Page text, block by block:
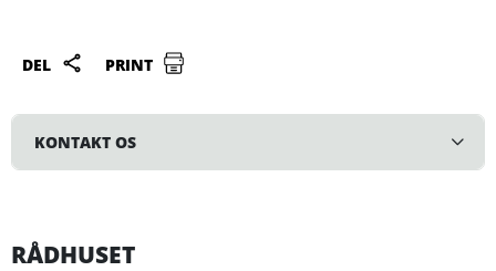
DEL PRINT
KONTAKT OS
RÅDHUSET